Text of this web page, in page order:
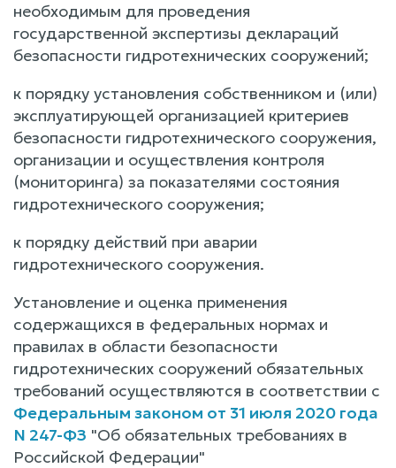
необходимым для проведения
государственной экспертизы деклараций
безопасности гидротехнических сооружений;
к порядку установления собственником и (или)
эксплуатирующей организацией критериев
безопасности гидротехнического сооружения,
организации и осуществления контроля
(мониторинга) за показателями состояния
гидротехнического сооружения;
к порядку действий при аварии
гидротехнического сооружения.
Установление и оценка применения
содержащихся в федеральных нормах и
правилах в области безопасности
гидротехнических сооружений обязательных
требований осуществляются в соответствии с
Федеральным законом от 31 июля 2020 года
N 247-ФЗ "Об обязательных требованиях в
Российской Федерации"